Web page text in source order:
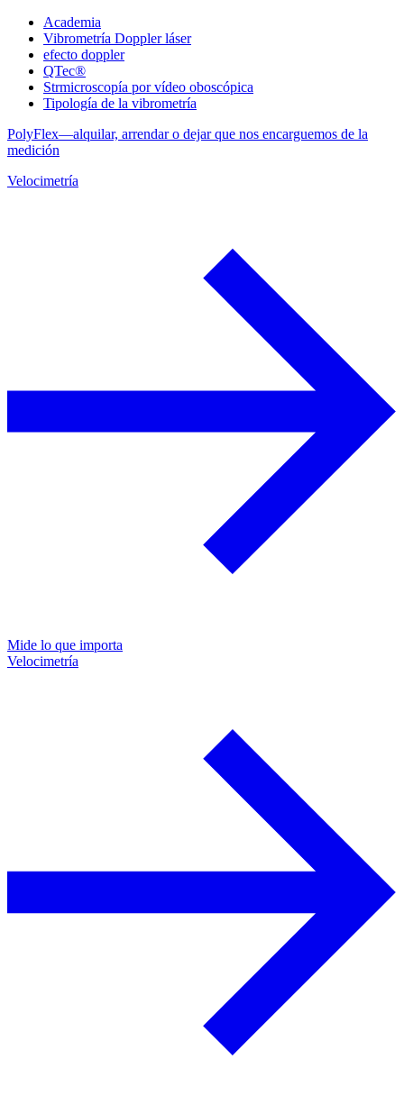
Academia
Vibrometría Doppler láser
efecto doppler
QTec®
Strmicroscopía por vídeo oboscópica
Tipología de la vibrometría
PolyFlex—alquilar, arrendar o dejar que nos encarguemos de la
medición
Velocimetría
Mide lo que importa
Velocimetría